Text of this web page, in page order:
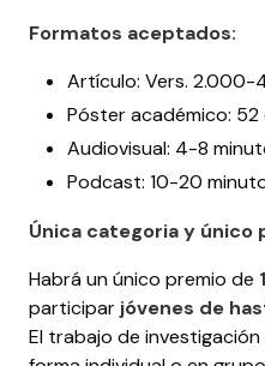
Formatos aceptados:
Artículo: Vers. 2.000-
Póster académico: 52
Audiovisual: 4-8
Podcast: 10-20
Única categoria y único
Habrá un único premio de
participar jóvenes de
El trabajo de